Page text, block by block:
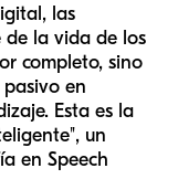
las
la vida de los
completo, sino
en
Esta es la
un
en Speech